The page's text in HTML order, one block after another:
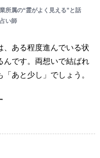
所属の“霊がよく見える”と話
い師
、ある程度進んでいる状
んです。両想いで結ばれ
あと少し」でしょう。